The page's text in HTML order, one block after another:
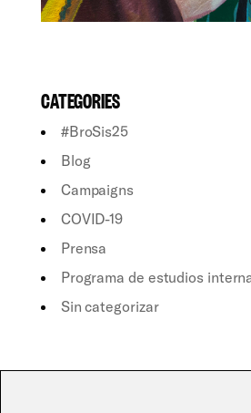
CATEGORIES
#BroSis25
Blog
Campaigns
COVID-19
Prensa
Programa de estudios
Sin categorizar